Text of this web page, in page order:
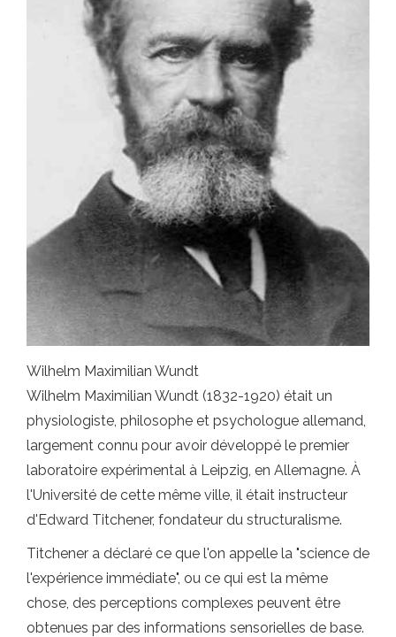
Wilhelm Maximilian Wundt
Wilhelm Maximilian Wundt (1832-1920) était un
physiologiste, philosophe et psychologue allemand,
largement connu pour avoir développé le premier
laboratoire expérimental à Leipzig, en Allemagne. À
l'Université de cette même ville, il était instructeur
d'Edward Titchener, fondateur du structuralisme.
Titchener a déclaré ce que l'on appelle la "science de
l'expérience immédiate", ou ce qui est la même
chose, des perceptions complexes peuvent être
obtenues par des informations sensorielles de base.